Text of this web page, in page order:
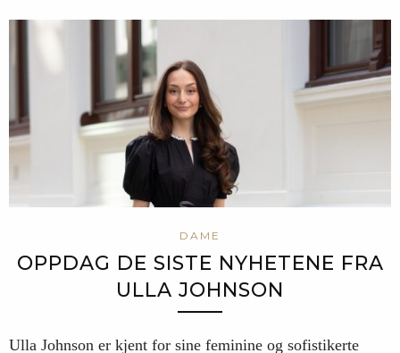
DAME
OPPDAG DE SISTE NYHETENE FRA
ULLA JOHNSON
Ulla Johnson er kjent for sine feminine og sofistikerte